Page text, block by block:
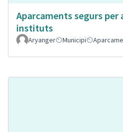
Aparcaments segurs per
instituts
Aryanger Municipi